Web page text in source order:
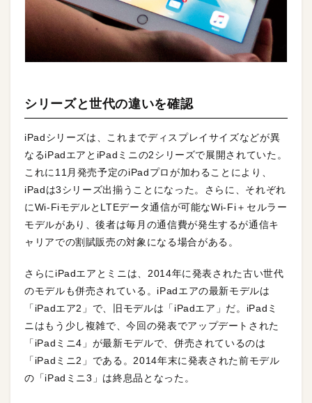
シリーズと世代の違いを確認
iPadシリーズは、これまでディスプレイサイズなどが異
なるiPadエアとiPadミニの2シリーズで展開されていた。
これに11月発売予定のiPadプロが加わることにより、
iPadは3シリーズ出揃うことになった。さらに、それぞれ
にWi-FiモデルとLTEデータ通信が可能なWi-Fi＋セルラー
モデルがあり、後者は毎月の通信費が発生するが通信キ
ャリアでの割賦販売の対象になる場合がある。
さらにiPadエアとミニは、2014年に発表された古い世代
のモデルも併売されている。iPadエアの最新モデルは
「iPadエア2」で、旧モデルは「iPadエア」だ。iPadミ
ニはもう少し複雑で、今回の発表でアップデートされた
「iPadミニ4」が最新モデルで、併売されているのは
「iPadミニ2」である。2014年末に発表された前モデル
の「iPadミニ3」は終息品となった。